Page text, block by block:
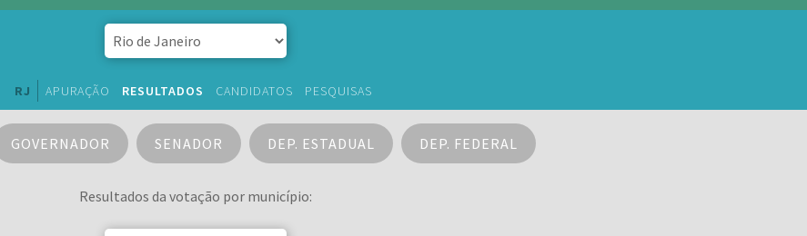
RJ APURAÇÃO RESULTADOS CANDIDATOS PESQUISAS
GOVERNADOR SENADOR DEP. ESTADUAL DEP. FEDERAL
Resultados da votação por município: